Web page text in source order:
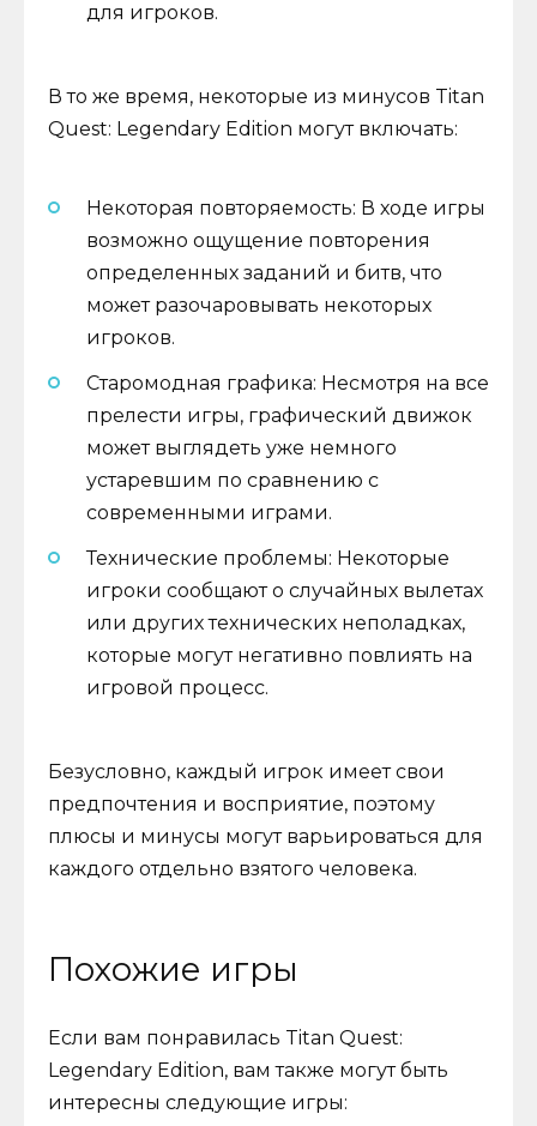
для игроков.
В то же время, некоторые из минусов Titan
Quest: Legendary Edition могут включать:
Некоторая повторяемость: В ходе игры
возможно ощущение повторения
определенных заданий и битв, что
может разочаровывать некоторых
игроков.
Старомодная графика: Несмотря на все
прелести игры, графический движок
может выглядеть уже немного
устаревшим по сравнению с
современными играми.
Технические проблемы: Некоторые
игроки сообщают о случайных вылетах
или других технических неполадках,
которые могут негативно повлиять на
игровой процесс.
Безусловно, каждый игрок имеет свои
предпочтения и восприятие, поэтому
плюсы и минусы могут варьироваться для
каждого отдельно взятого человека.
Похожие игры
Если вам понравилась Titan Quest:
Legendary Edition, вам также могут быть
интересны следующие игры: